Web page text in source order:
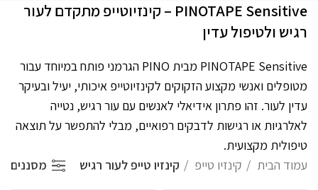
PINOTAPE Sensitive – קינזיוטייפ מתקדם לעור
רגיש ולטיפול עדין
PINOTAPE Sensitive מבית PINO הגרמני פותח במיוחד עבור
מטופלים ואנשי מקצוע הזקוקים לקינזיוטייפ איכותי, יעיל ובעיקר
עדין לעור. זהו פתרון אידיאלי לאנשים עם עור רגיש, נטייה
לאלרגיות או רגישות לדבקים רפואיים, מבלי להתפשר על תוצאה
טיפולית מקצועית.
עמוד הבית
קינזיו טייפ קינזיו טייפ לעור רגיש מסננים